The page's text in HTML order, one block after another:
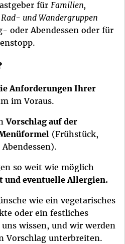
für Familien,
und Wandergruppen
oder Abendessen oder für
Anforderungen Ihrer
im Voraus.
Vorschlag auf der
(Frühstück,
so weit wie möglich
und eventuelle Allergien.
wie ein vegetarisches
oder ein festliches
uns wissen, und wir werden
Vorschlag unterbreiten.